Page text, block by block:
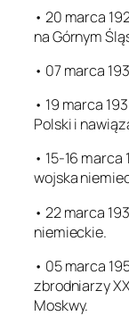
• 20 marca
na Górnym
• 07 marca
• 19 marca
Polski i
• 15-16
wojska
• 22 marca
niemieckie.
• 05 marca
zbrodniarzy
Moskwy.